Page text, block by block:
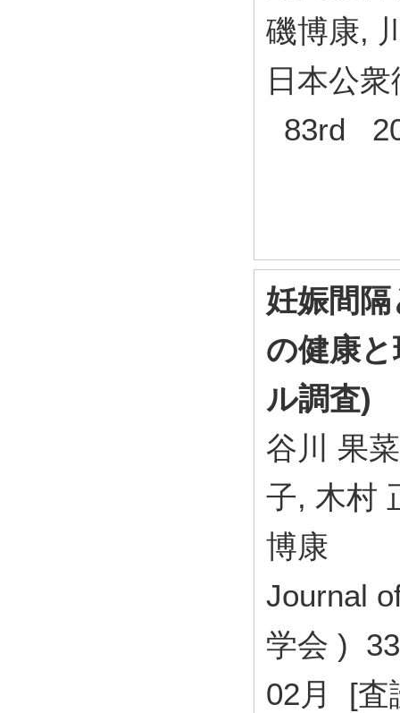
磯博康,
日本公
83rd
妊娠間
の健康
ル調査)
谷川 果
子, 木村
博康
Journal
学会 )
02月 [査